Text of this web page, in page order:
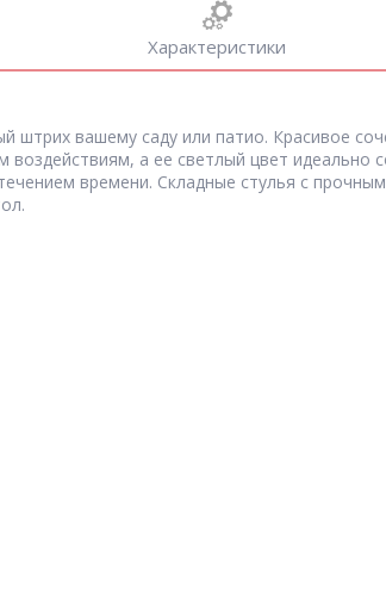
Характеристики
штрих вашему саду или патио. Красивое
а ее светлый цвет идеально
времени. Складные стулья с